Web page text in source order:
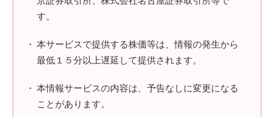
す。
本サービスで提供する株価等は、情報の発生から
最低１５分以上遅延して提供されます。
本情報サービスの内容は、予告なしに変更になる
ことがあります。